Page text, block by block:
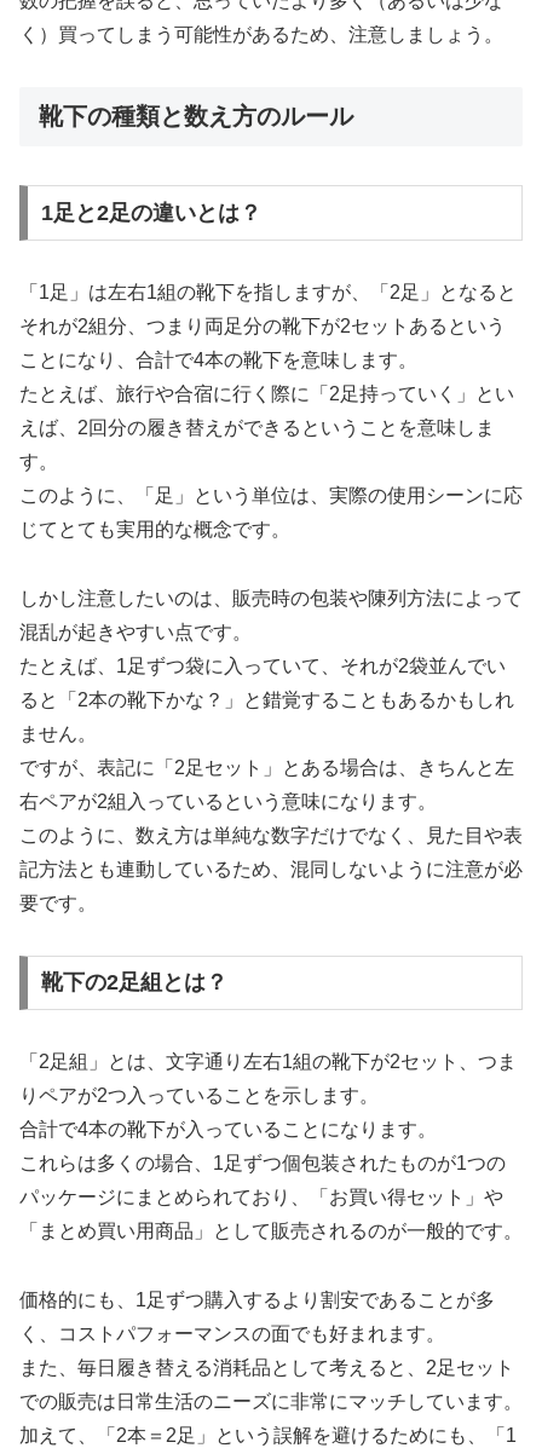
く）買ってしまう可能性があるため、注意しましょう。
靴下の種類と数え方のルール
1足と2足の違いとは？
「1足」は左右1組の靴下を指しますが、「2足」となると
それが2組分、つまり両足分の靴下が2セットあるという
ことになり、合計で4本の靴下を意味します。
たとえば、旅行や合宿に行く際に「2足持っていく」とい
えば、2回分の履き替えができるということを意味しま
す。
このように、「足」という単位は、実際の使用シーンに応
じてとても実用的な概念です。
しかし注意したいのは、販売時の包装や陳列方法によって
混乱が起きやすい点です。
たとえば、1足ずつ袋に入っていて、それが2袋並んでい
ると「2本の靴下かな？」と錯覚することもあるかもしれ
ません。
ですが、表記に「2足セット」とある場合は、きちんと左
右ペアが2組入っているという意味になります。
このように、数え方は単純な数字だけでなく、見た目や表
記方法とも連動しているため、混同しないように注意が必
要です。
靴下の2足組とは？
「2足組」とは、文字通り左右1組の靴下が2セット、つま
りペアが2つ入っていることを示します。
合計で4本の靴下が入っていることになります。
これらは多くの場合、1足ずつ個包装されたものが1つの
パッケージにまとめられており、「お買い得セット」や
「まとめ買い用商品」として販売されるのが一般的です。
価格的にも、1足ずつ購入するより割安であることが多
く、コストパフォーマンスの面でも好まれます。
また、毎日履き替える消耗品として考えると、2足セット
での販売は日常生活のニーズに非常にマッチしています。
加えて、「2本＝2足」という誤解を避けるためにも、「1